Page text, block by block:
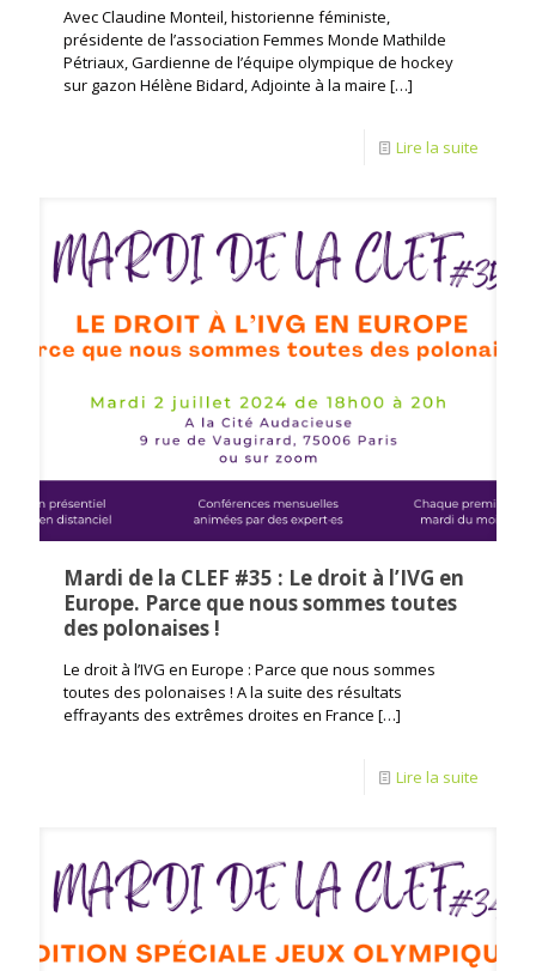
Avec Claudine Monteil, historienne féministe,
présidente de l’association Femmes Monde Mathilde
Pétriaux, Gardienne de l’équipe olympique de hockey
sur gazon Hélène Bidard, Adjointe à la maire […]
Lire la suite
Mardi de la CLEF #35 : Le droit à l’IVG en
Europe. Parce que nous sommes toutes
des polonaises !
Le droit à l’IVG en Europe : Parce que nous sommes
toutes des polonaises ! A la suite des résultats
effrayants des extrêmes droites en France […]
Lire la suite